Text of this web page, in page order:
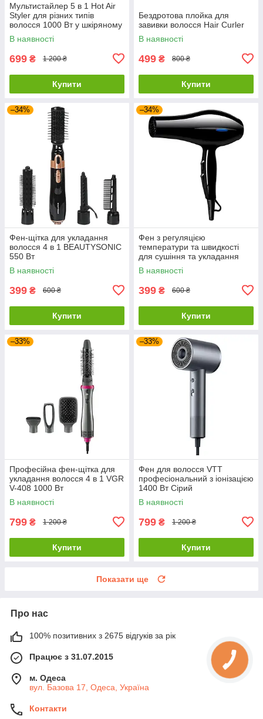
Мультистайлер 5 в 1 Hot Air
Styler для різних типів
волосся 1000 Вт у шкіряному
кейсі
В наявності
699 ₴ 1 200 ₴
Купити
Бездротова плойка для
завивки волосся Hair Curler
В наявності
499 ₴ 800 ₴
Купити
–34%
Фен-щітка для укладання
волосся 4 в 1 BEAUTYSONIC
550 Вт
В наявності
399 ₴ 600 ₴
Купити
–34%
Фен з регуляцією
температури та швидкості
для сушіння та укладання
волосся FHLPUS 1000 Вт
В наявності
399 ₴ 600 ₴
Купити
–33%
Професійна фен-щітка для
укладання волосся 4 в 1 VGR
V-408 1000 Вт
В наявності
799 ₴ 1 200 ₴
Купити
–33%
Фен для волосся VTT
професіональний з іонізацією
1400 Вт Сірий
В наявності
799 ₴ 1 200 ₴
Купити
Показати ще
Про нас
100% позитивних з 2675 відгуків за рік
Працює з 31.07.2015
м. Одеса
вул. Базова 17, Одеса, Україна
Контакти